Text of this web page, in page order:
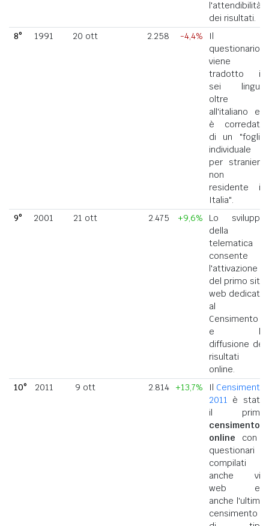
l'attendibilità
dei risultati.
8°
1991 20 ott 2.258 -4,4%
Il
questionario
viene
tradotto in
sei lingue
oltre
all'italiano ed
è corredato
di un "foglio
individuale
per straniero
non
residente in
Italia".
9°
2001 21 ott 2.475 +9,6%
Lo sviluppo
della
telematica
consente
l'attivazione
del primo sito
web dedicato
al
Censimento
e la
diffusione dei
risultati
online.
10°
2011 9 ott 2.814 +13,7% Il Censimento
2011 è stato
il primo
censimento
online con i
questionari
compilati
anche via
web ed
anche l'ultimo
censimento